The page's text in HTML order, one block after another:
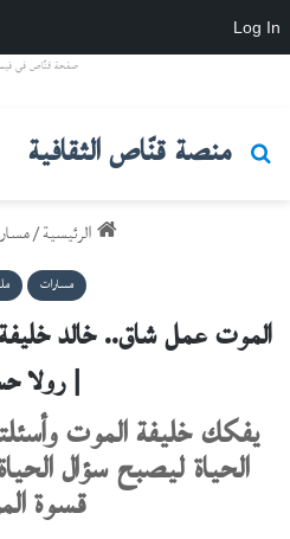
Log In
صفحة قنّاص في
منصة قنّاص الثقافية
بحث عن
الرئيسية/
مسارات
الموت عمل شاق.. خالد
| رولا
يفكك خليفة الموت
الحياة ليصبح سؤال
قسوة